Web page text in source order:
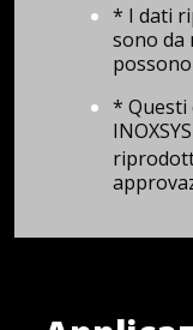
* I dati
sono da
* Questi